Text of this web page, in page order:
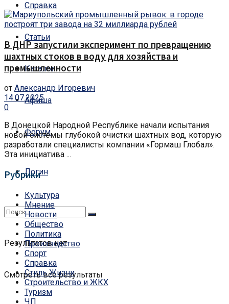
Справка
Статьи
Каталог
Афиша
Форум
Логин
Результатов нет
Смотреть все результаты
В ДНР запустили эксперимент по превращению
шахтных стоков в воду для хозяйства и
промышленности
от Александр Игоревич
14.07.2025
0
В Донецкой Народной Республике начали испытания
новой системы глубокой очистки шахтных вод, которую
разработали специалисты компании «Гормаш Глобал».
Эта инициатива ...
Рубрики
Культура
Мнение
Новости
Общество
Политика
Производство
Спорт
Справка
Стиль Жизни
Строительство и ЖКХ
Туризм
ЧП